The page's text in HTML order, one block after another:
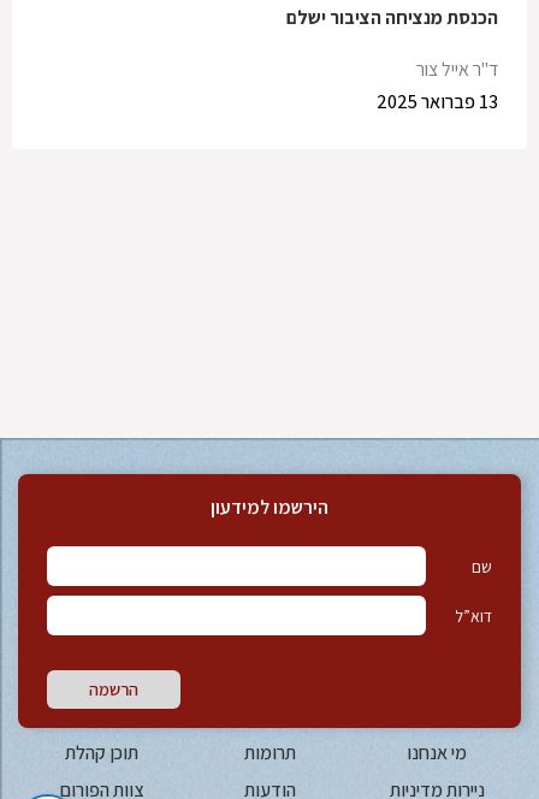
הכנסת מנציחה הציבור ישלם
ד"ר אייל צור
13 פברואר 2025
הירשמו למידעון
שם
דוא”ל
הרשמה
מי אנחנו תרומות
תוכן קהלת
ניירות מדיניות
הודעות צוות הפורום